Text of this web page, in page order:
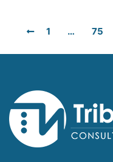
1 … 75